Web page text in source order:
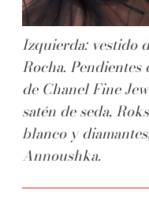
Izquierda: vestido
Rocha.
de Chanel Fine
satén de seda,
blanco y
Annoushka.